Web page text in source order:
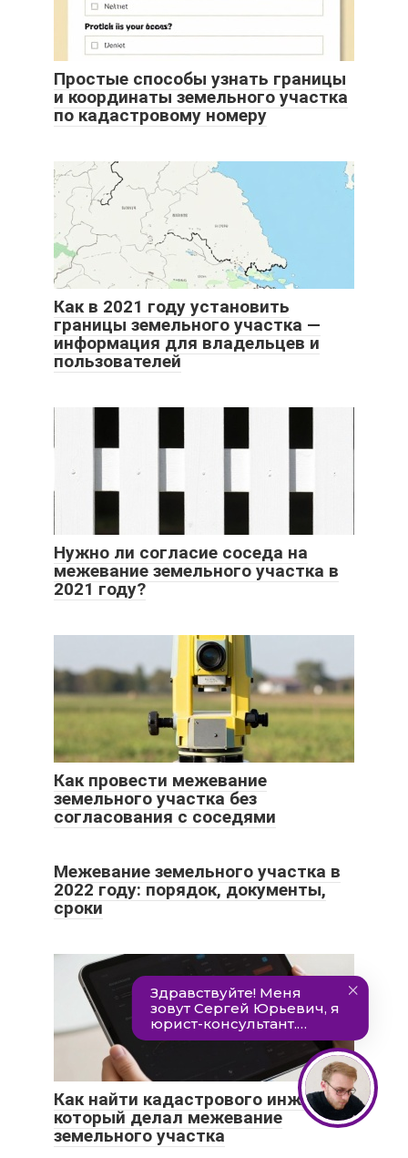
Простые способы узнать границы
и координаты земельного участка
по кадастровому номеру
Как в 2021 году установить
границы земельного участка —
информация для владельцев и
пользователей
Нужно ли согласие соседа на
межевание земельного участка в
2021 году?
Как провести межевание
земельного участка без
согласования с соседями
Межевание земельного участка в
2022 году: порядок, документы,
сроки
Как найти кадастрового инженера,
который делал межевание
земельного участка